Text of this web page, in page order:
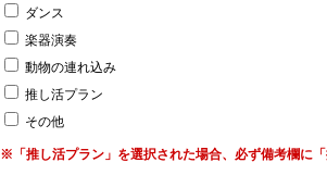
ダンス
楽器演奏
動物の連れ込み
推し活プラン
その他
※「推し活プラン」を選択された場合、必ず備考欄に